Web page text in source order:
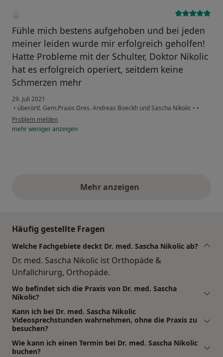
Fühle mich bestens aufgehoben und bei jeden
meiner leiden wurde mir erfolgreich geholfen!
Hatte Probleme mit der Schulter, Doktor Nikolic
hat es erfolgreich operiert, seitdem keine
Schmerzen mehr
29. Juli 2021
• überörtl. Gem.Praxis Dres. Andreas Boeckh und Sascha Nikolic • •
Problem melden
mehrwenigeranzeigen
Mehr anzeigenobige Stellungnahmen
Häufig gestellte Fragen
Welche Fachgebiete deckt Dr. med. Sascha Nikolic ab?
Dr. med. Sascha Nikolic ist Orthopäde &
Unfallchirurg, Orthopäde.
Wo befindet sich die Praxis von Dr. med. Sascha
Nikolic?
Kann ich bei Dr. med. Sascha Nikolic
Videosprechstunden wahrnehmen, ohne die Praxis zu
besuchen?
Wie kann ich einen Termin bei Dr. med. Sascha Nikolic
buchen?